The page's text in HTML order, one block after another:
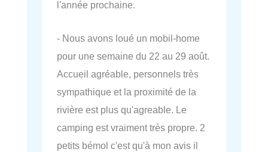
l'année prochaine.
- Nous avons loué un mobil-home
pour une semaine du 22 au 29 août.
Accueil agréable, personnels très
sympathique et la proximité de la
rivière est plus qu'agreable. Le
camping est vraiment très propre. 2
petits bémol c'est qu'à mon avis il